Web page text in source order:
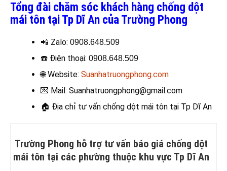
Tổng đài chăm sóc khách hàng chống dột
mái tôn tại Tp Dĩ An của Trường Phong
📲 Zalo: 0908.648.509
☎️ Điện thoại: 0908.648.509
🌐 Website: Suanhatruongphong.com
💌 Mail: Suanhatruongphong@gmail.com
🏠 Địa chỉ tư vấn chống dột mái tôn tại Tp Dĩ An
Trường Phong hỗ trợ tư vấn báo giá chống dột
mái tôn tại các phường thuộc khu vực Tp Dĩ An